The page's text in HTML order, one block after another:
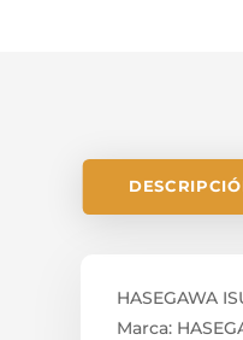
HASEGAWA
Marca: